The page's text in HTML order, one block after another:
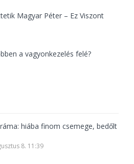
Magyar Péter – Ez Viszont
a vagyonkezelés felé?
hiába finom csemege, bedőlt
8. 11:39